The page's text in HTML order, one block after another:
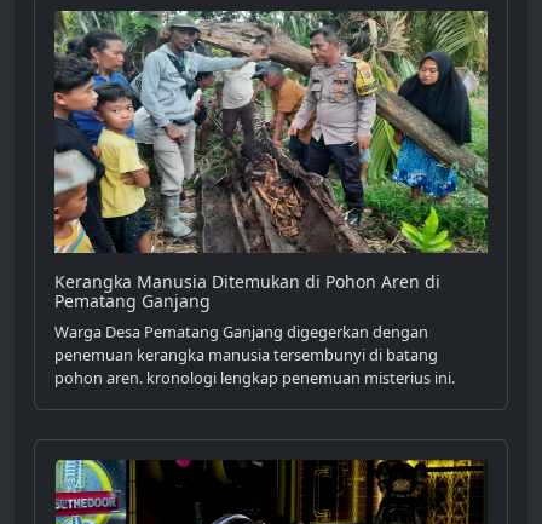
Kerangka Manusia Ditemukan di Pohon Aren di
Pematang Ganjang
Warga Desa Pematang Ganjang digegerkan dengan
penemuan kerangka manusia tersembunyi di batang
pohon aren. kronologi lengkap penemuan misterius ini.